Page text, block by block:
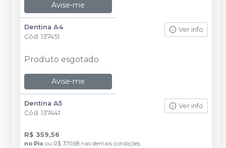
Avise-me
Dentina A4
Cód. 137451
Ver info
Produto esgotado
Avise-me
Dentina A5
Cód. 137441
Ver info
R$ 359,56
no Pix ou R$ 370,68 nas demais condições